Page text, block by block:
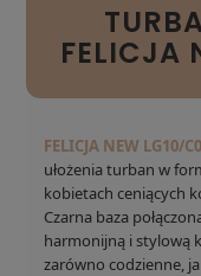
FELICJA
FELICJA NEW LG10/
ułożenia turban w
kobietach ceniących
Czarna baza
harmonijną i stylową
zarówno codzienne,